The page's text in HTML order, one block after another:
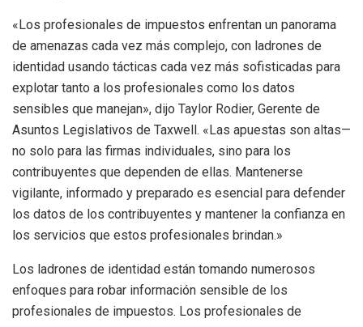
«Los profesionales de impuestos enfrentan un panorama
de amenazas cada vez más complejo, con ladrones de
identidad usando tácticas cada vez más sofisticadas para
explotar tanto a los profesionales como los datos
sensibles que manejan», dijo Taylor Rodier, Gerente de
Asuntos Legislativos de Taxwell. «Las apuestas son altas—
no solo para las firmas individuales, sino para los
contribuyentes que dependen de ellas. Mantenerse
vigilante, informado y preparado es esencial para defender
los datos de los contribuyentes y mantener la confianza en
los servicios que estos profesionales brindan.»
Los ladrones de identidad están tomando numerosos
enfoques para robar información sensible de los
profesionales de impuestos. Los profesionales de